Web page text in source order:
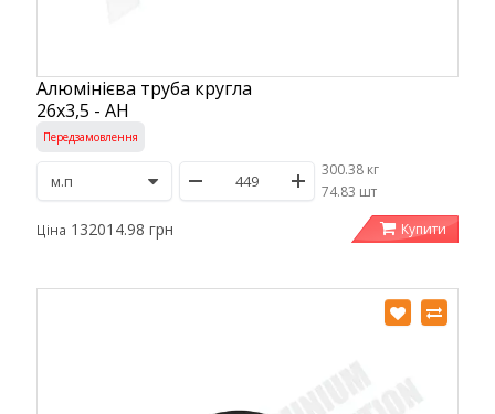
Алюмінієва труба кругла
26х3,5 - АН
Передзамовлення
300.38 кг
/74.83 шт
Ціна 132014.98 грн Купити